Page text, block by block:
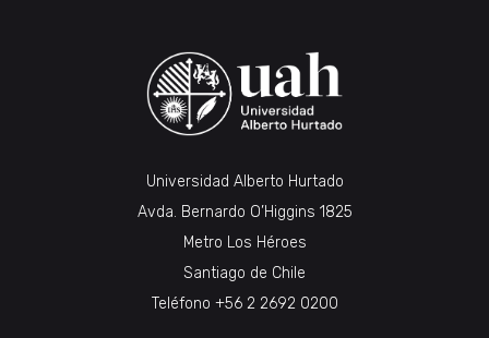
Universidad Alberto Hurtado
Avda. Bernardo O’Higgins 1825
Metro Los Héroes
Santiago de Chile
Teléfono +56 2 2692 0200